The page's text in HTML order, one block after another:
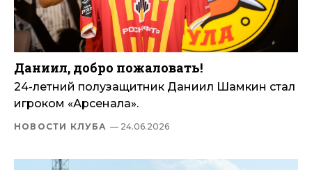
Даниил, добро пожаловать!
24-летний полузащитник Даниил Шамкин стал
игроком «Арсенала».
НОВОСТИ КЛУБА — 24.06.2026